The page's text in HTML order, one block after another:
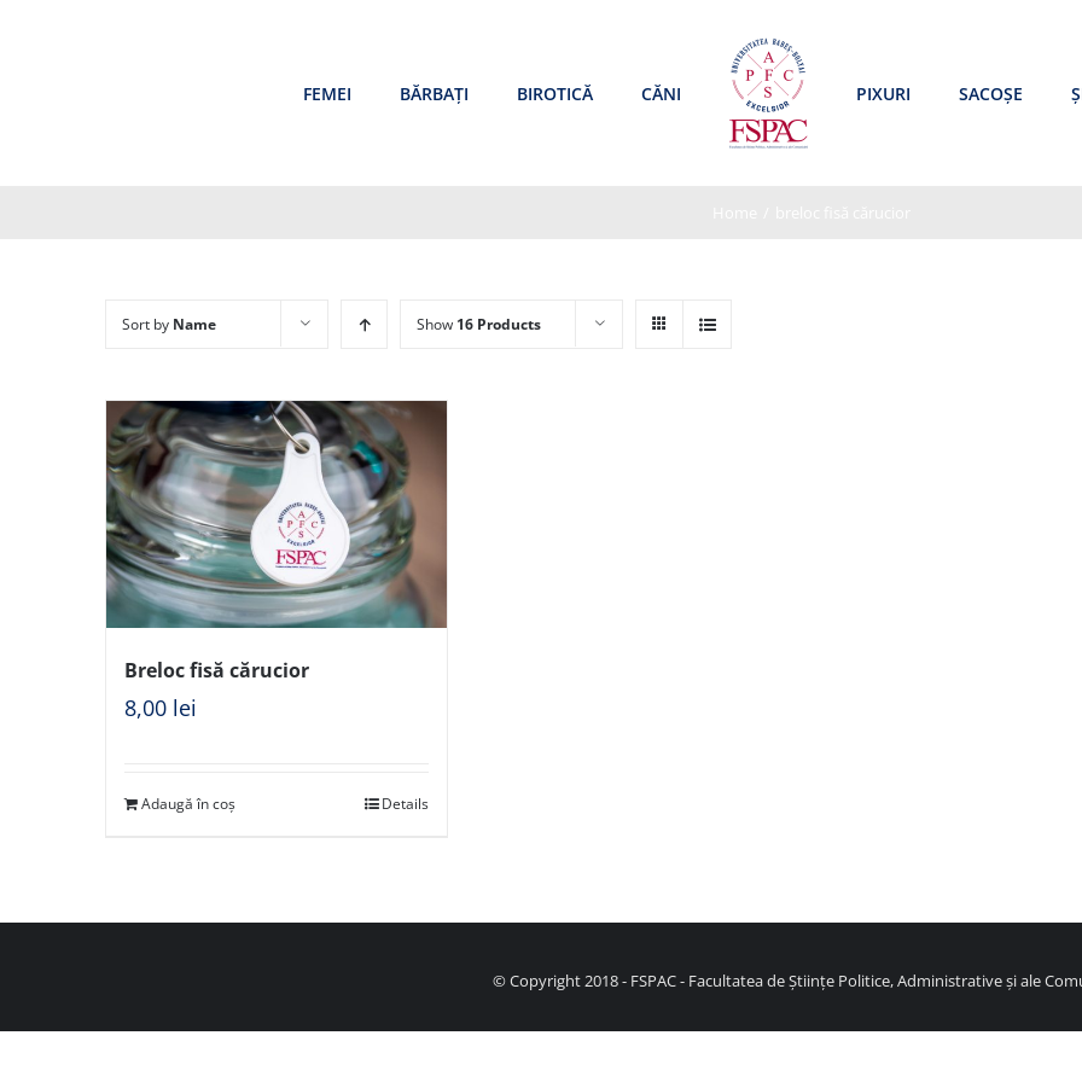
FEMEI BĂRBAȚI BIROTICĂ CĂNI PIXURI SACOȘE
Sort by Name Show 16 Products
Breloc fisă cărucior
8,00 lei
Adaugă în coș Details
© Copyright 2018 - FSPAC - Facultatea de Științe Politice, Administrative și ale